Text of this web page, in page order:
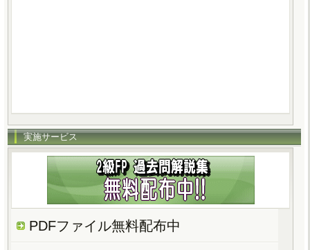
実施サービス
PDFファイル無料配布中